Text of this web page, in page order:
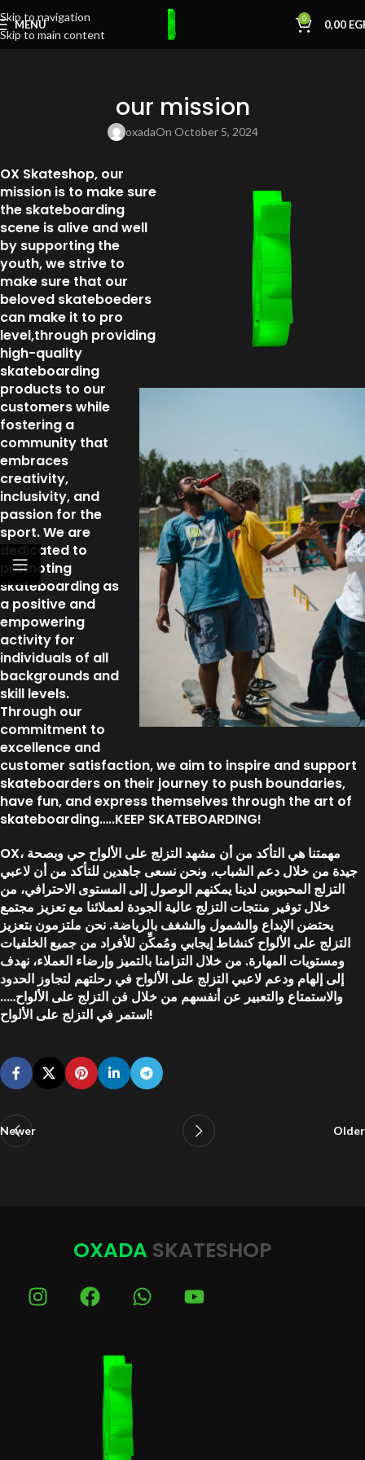
Skip to navigation
Skip to main content
MENU 0 0,00
our mission
oxadaOn October 5, 2024
OX Skateshop, our
mission is to make sure
the skateboarding
scene is alive and well
by supporting the
youth, we strive to
make sure that our
beloved skateboeders
can make it to pro
level,through providing
high-quality
skateboarding
products to our
customers while
fostering a
community that
embraces
creativity,
inclusivity, and
passion for the
sport. We are
dedicated to
promoting
skateboarding as
a positive and
empowering
activity for
individuals of all
backgrounds and
skill levels.
Through our
commitment to
excellence and
customer satisfaction, we aim to inspire and support
skateboarders on their journey to push boundaries,
have fun, and express themselves through the art of
skateboarding…..KEEP SKATEBOARDING!
OX، مهمتنا هي التأكد من أن مشهد التزلج على الألواح حي وبصحة
جيدة من خلال دعم الشباب، ونحن نسعى جاهدين للتأكد من أن لاعبي
التزلج المحبوبين لدينا يمكنهم الوصول إلى المستوى الاحترافي، من
خلال توفير منتجات التزلج عالية الجودة لعملائنا مع تعزيز مجتمع
يحتضن الإبداع والشمول والشغف بالرياضة. نحن ملتزمون بتعزيز
التزلج على الألواح كنشاط إيجابي ومُمكِّن للأفراد من جميع الخلفيات
ومستويات المهارة. من خلال التزامنا بالتميز وإرضاء العملاء، نهدف
إلى إلهام ودعم لاعبي التزلج على الألواح في رحلتهم لتجاوز الحدود
والاستمتاع والتعبير عن أنفسهم من خلال فن التزلج على الألواح…..
استمر في التزلج على الألواح!
Newer Older
OXADA SKATESHOP